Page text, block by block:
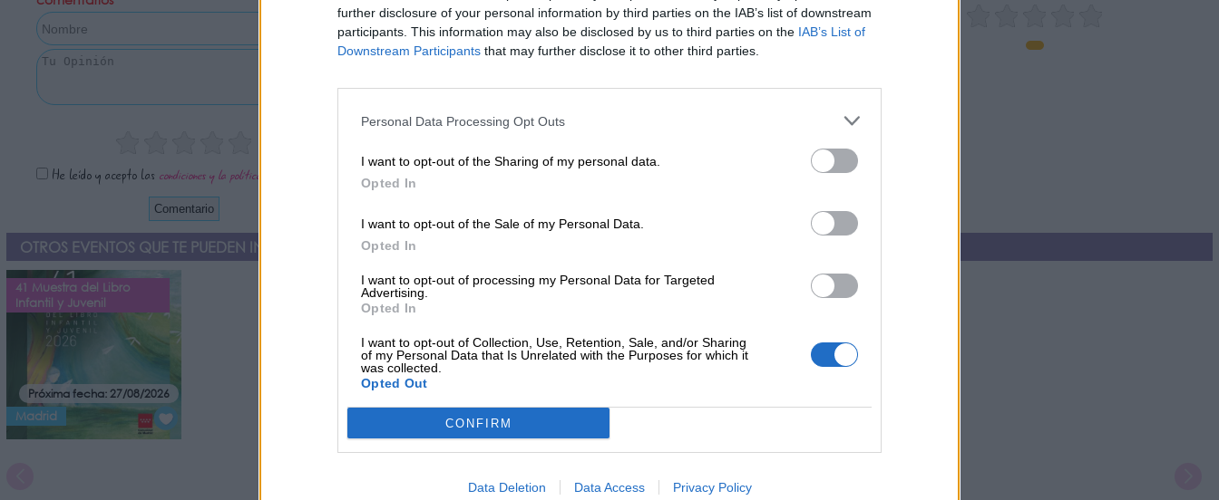
further disclosure of your personal information by third parties on the IAB’s list of downstream
participants. This information may also be disclosed by us to third parties on the IAB’s List of
Downstream Participants that may further disclose it to other third parties.
Personal Data Processing Opt Outs
I want to opt-out of the Sharing of my personal data.
Opted In
I want to opt-out of the Sale of my Personal Data.
Opted In
I want to opt-out of processing my Personal Data for Targeted
Advertising.
Opted In
I want to opt-out of Collection, Use, Retention, Sale, and/or Sharing
of my Personal Data that Is Unrelated with the Purposes for which it
was collected.
Opted Out
CONFIRM
Data Deletion Data Access Privacy Policy
He leído y acepto las condiciones y la política de privacidad
OTROS EVENTOS QUE TE PUEDEN INTERESAR
41 Muestra del Libro
Infantil y Juvenil
Próxima fecha: 27/08/2026
Madrid